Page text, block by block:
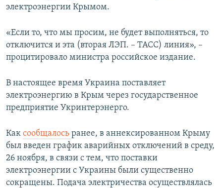
электроэнергии Крымом.
«Если то, что мы просим, не будет выполняться, то
отключится и эта (вторая ЛЭП. – ТАСС) линия», –
процитировало министра российское издание.
В настоящее время Украина поставляет
электроэнергию в Крым через государственное
предприятие Укринтерэнерго.
Как сообщалось ранее, в аннексированном Крыму
был введен график аварийных отключений в среду,
26 ноября, в связи с тем, что поставки
электроэнергии с Украины были существенно
сокращены. Подача электричества осуществлялась